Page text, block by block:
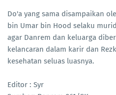
Do'a yang sama disampaikan
bin Umar bin Hood selaku
agar Danrem dan keluarga
kelancaran dalam karir dan
kesehatan seluas luasnya.
Editor : Syr